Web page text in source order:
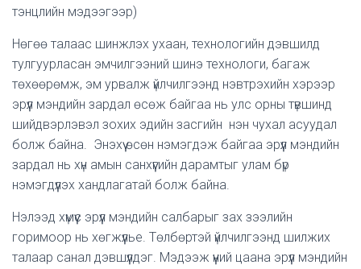
тэнцлийн мэдээгээр)
Нөгөө талаас шинжлэх ухаан, технологийн дэвшилд
тулгуурласан эмчилгээний шинэ технологи, багаж
төхөөрөмж, эм урвалж үйлчилгээнд нэвтрэхийн хэрээр
эрүүл мэндийн зардал өсөж байгаа нь улс орны түвшинд
шийдвэрлэвэл зохих эдийн засгийн нэн чухал асуудал
болж байна. Энэхүү өсөн нэмэгдэж байгаа эрүүл мэндийн
зардал нь хүн амын санхүүгийн дарамтыг улам бүр
нэмэгдүүлэх хандлагатай болж байна.
Нэлээд хүмүүс эрүүл мэндийн салбарыг зах зээлийн
горимоор нь хөгжүүлье. Төлбөртэй үйлчилгээнд шилжих
талаар санал дэвшүүлдэг. Мэдээж үүний цаана эрүүл мэндийн